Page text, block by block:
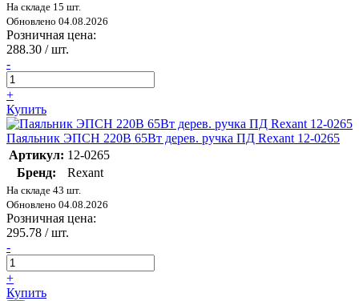
На складе 15 шт.
Обновлено 04.08.2026
Розничная цена:
288.30 / шт.
-
+
Купить
Паяльник ЭПСН 220В 65Вт дерев. ручка ПД Rexant 12-0265
Артикул: 12-0265
Бренд:
Rexant
На складе 43 шт.
Обновлено 04.08.2026
Розничная цена:
295.78 / шт.
-
+
Купить